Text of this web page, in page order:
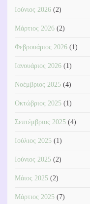
Ιούνιος 2026 (2)
Μάρτιος 2026 (2)
Φεβρουάριος 2026 (1)
Ιανουάριος 2026 (1)
Νοέμβριος 2025 (4)
Οκτώβριος 2025 (1)
Σεπτέμβριος 2025 (4)
Ιούλιος 2025 (1)
Ιούνιος 2025 (2)
Μάιος 2025 (2)
Μάρτιος 2025 (7)